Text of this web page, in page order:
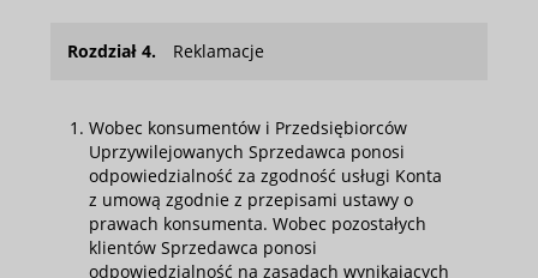
Rozdział 4. Reklamacje
Wobec konsumentów i Przedsiębiorców
Uprzywilejowanych Sprzedawca ponosi
odpowiedzialność za zgodność usługi Konta
z umową zgodnie z przepisami ustawy o
prawach konsumenta. Wobec pozostałych
klientów Sprzedawca ponosi
odpowiedzialność na zasadach wynikających